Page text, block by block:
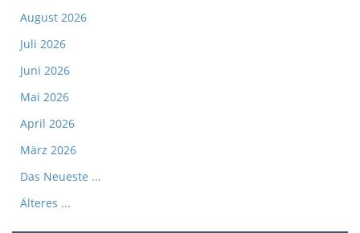
August 2026
Juli 2026
Juni 2026
Mai 2026
April 2026
März 2026
Das Neueste ...
Älteres ...